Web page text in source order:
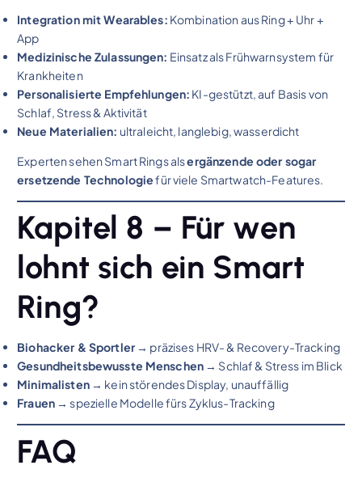
Integration mit Wearables: Kombination aus Ring + Uhr +
App
Medizinische Zulassungen: Einsatz als Frühwarnsystem für
Krankheiten
Personalisierte Empfehlungen: KI-gestützt, auf Basis von
Schlaf, Stress & Aktivität
Neue Materialien: ultraleicht, langlebig, wasserdicht
Experten sehen Smart Rings alsergänzende oder sogar
ersetzende Technologiefür viele Smartwatch-Features.
Kapitel 8 – Für wen
lohnt sich ein Smart
Ring?
Biohacker & Sportler→ präzises HRV- & Recovery-Tracking
Gesundheitsbewusste Menschen → Schlaf & Stress im Blick
Minimalisten→ kein störendes Display, unauffällig
Frauen→ spezielle Modelle fürs Zyklus-Tracking
FAQ